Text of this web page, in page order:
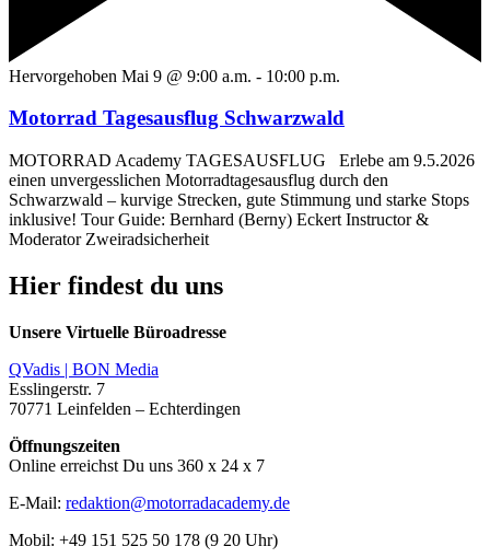
Hervorgehoben Mai 9 @ 9:00 a.m. - 10:00 p.m.
Motorrad Tagesausflug Schwarzwald
MOTORRAD Academy TAGESAUSFLUG Erlebe am 9.5.2026
einen unvergesslichen Motorradtagesausflug durch den
Schwarzwald – kurvige Strecken, gute Stimmung und starke Stops
inklusive! Tour Guide: Bernhard (Berny) Eckert Instructor &
Moderator Zweiradsicherheit
Hier findest du uns
Unsere Virtuelle Büroadresse
QVadis | BON Media
Esslingerstr. 7
70771 Leinfelden – Echterdingen
Öffnungszeiten
Online erreichst Du uns 360 x 24 x 7
E-Mail: redaktion@motorradacademy.de
Mobil: +49 151 525 50 178 (9 20 Uhr)